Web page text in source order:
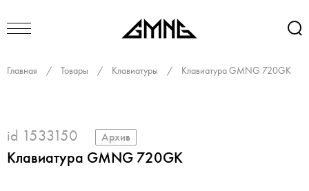
Главная / Товары / Клавиатуры / Клавиатура GMNG 720GK
id 1533150 Архив
Клавиатура GMNG 720GK